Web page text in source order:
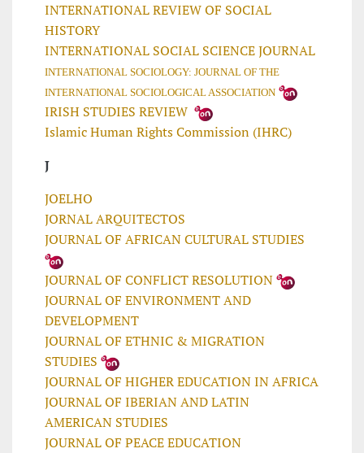
INTERNATIONAL REVIEW OF SOCIAL
HISTORY
INTERNATIONAL SOCIAL SCIENCE JOURNAL
INTERNATIONAL SOCIOLOGY: JOURNAL OF THE
INTERNATIONAL SOCIOLOGICAL ASSOCIATION
IRISH STUDIES REVIEW
Islamic Human Rights Commission (IHRC)
J
JOELHO
JORNAL ARQUITECTOS
JOURNAL OF AFRICAN CULTURAL STUDIES
JOURNAL OF CONFLICT RESOLUTION
JOURNAL OF ENVIRONMENT AND
DEVELOPMENT
JOURNAL OF ETHNIC & MIGRATION
STUDIES
JOURNAL OF HIGHER EDUCATION IN AFRICA
JOURNAL OF IBERIAN AND LATIN
AMERICAN STUDIES
JOURNAL OF PEACE EDUCATION